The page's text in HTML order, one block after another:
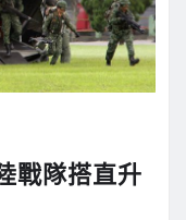
戰隊搭直升